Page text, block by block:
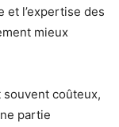
et l’expertise des
mieux
souvent coûteux,
partie